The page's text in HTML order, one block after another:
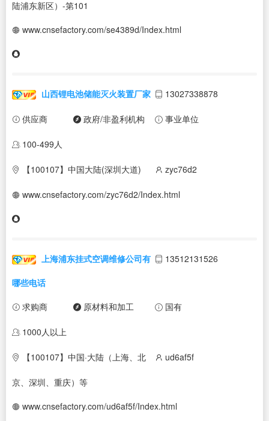
陆浦东新区）-第101
www.cnsefactory.com/se4389d/Index.html
山西锂电池储能灭火装置厂家 13027338878
供应商 政府/非盈利机构 事业单位
100-499人
【100107】中国大陆(深圳大道) zyc76d2
www.cnsefactory.com/zyc76d2/Index.html
上海浦东挂式空调维修公司有
哪些电话
13512131526
求购商 原材料和加工 国有
1000人以上
【100107】中国·大陆（上海、北
京、深圳、重庆）等
ud6af5f
www.cnsefactory.com/ud6af5f/Index.html